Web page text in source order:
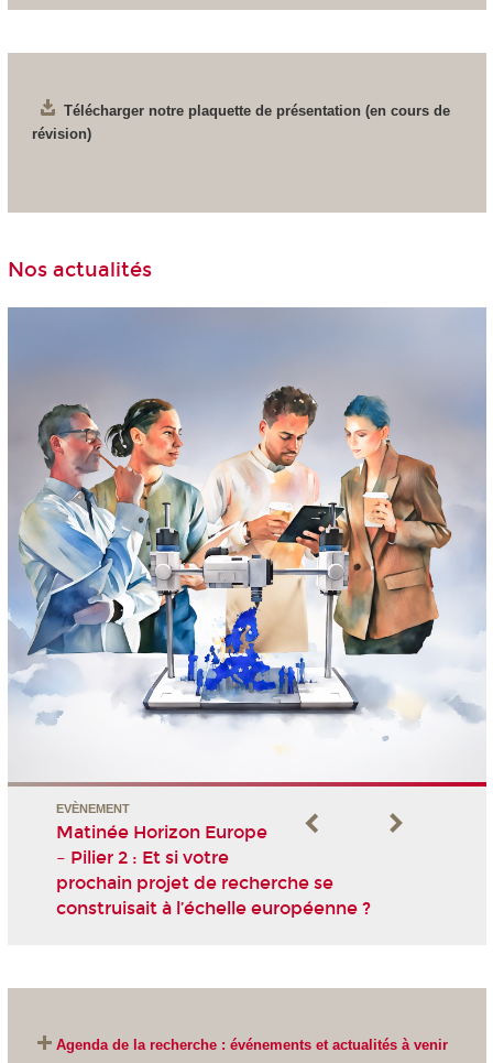
Télécharger notre plaquette de présentation (en cours de
révision)
Nos actualités
EVÈNEMENT
Matinée Horizon Europe
– Pilier 2 : Et si votre
prochain projet de recherche se
construisait à l’échelle européenne ?
Agenda de la recherche : événements et actualités à venir